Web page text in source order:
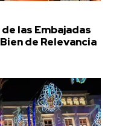
las Embajadas
de Relevancia